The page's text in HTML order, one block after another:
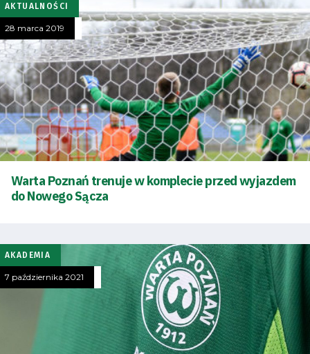
AKTUALNOŚCI
28 marca 2019
Warta Poznań trenuje w komplecie przed wyjazdem
do Nowego Sącza
AKADEMIA
7 października 2021